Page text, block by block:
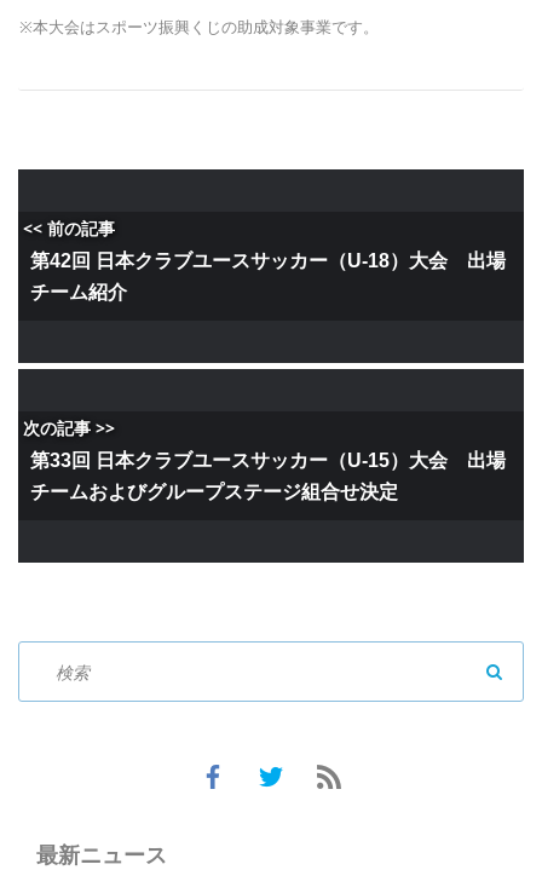
※本大会はスポーツ振興くじの助成対象事業です。
<< 前の記事
第42回 日本クラブユースサッカー（U-18）大会 出場
チーム紹介
次の記事 >>
第33回 日本クラブユースサッカー（U-15）大会 出場
チームおよびグループステージ組合せ決定
最新ニュース